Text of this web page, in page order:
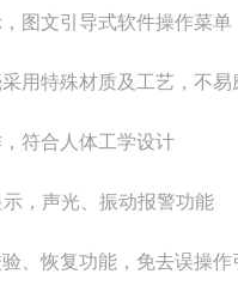
图文引导式软件操作菜
用特殊材质及工艺，不易
符合人体工学设计
，声光、振动报警功能
、恢复功能，免去误操